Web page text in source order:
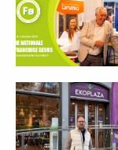
meer
Lees
meer